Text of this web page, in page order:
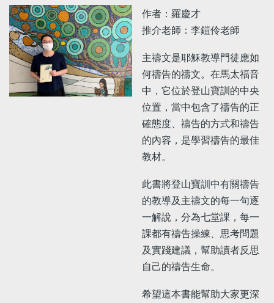
作者：羅慶才
推介老師：李鎧伶老師
主禱文是耶穌教導門徒應如
何禱告的禱文。在馬太福音
中，它位於登山寶訓的中央
位置，當中包含了禱告的正
確態度、禱告的方式和禱告
的內容，是學習禱告的最佳
教材。
此書將登山寶訓中有關禱告
的教導及主禱文的每一句逐
一解說，分為七堂課，每一
課都有禱告操練、思考問題
及實踐建議，幫助讀者反思
自己的禱告生命。
希望這本書能幫助大家更深